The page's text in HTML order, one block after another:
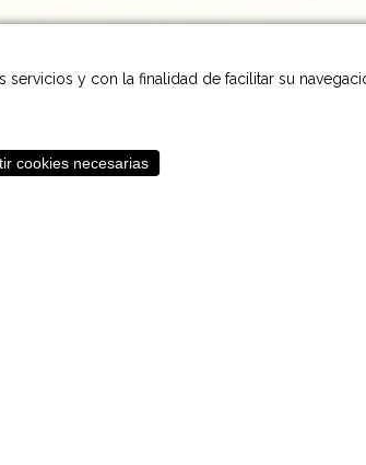
y con la finalidad de facilitar su
cookies necesarias